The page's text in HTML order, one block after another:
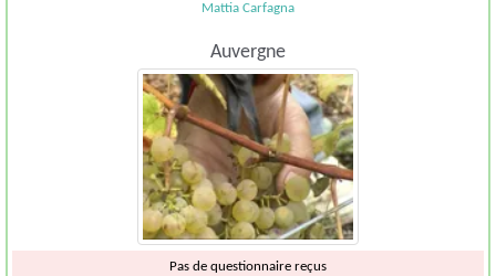
Mattia Carfagna
Auvergne
Pas de questionnaire reçus